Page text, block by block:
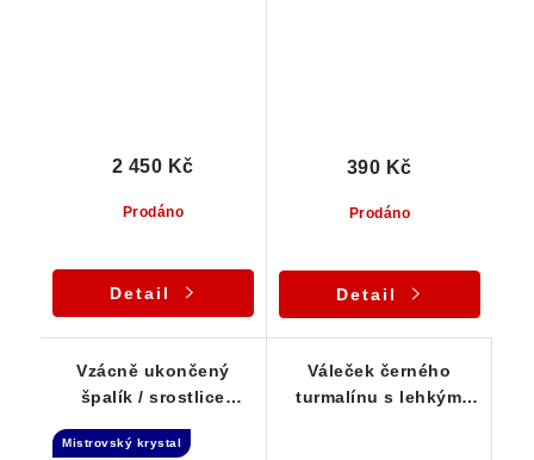
Prodáno
2 450 Kč
Detail
Prodáno
390 Kč
Detail
Vzácně ukončený
špalík / srostlice
dvojice - 16 g
Mistrovský krystal
Váleček černého
turmalínu s lehkým